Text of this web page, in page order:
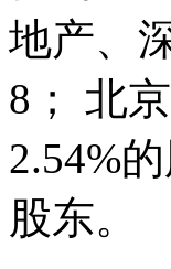
地产、
8； 北
2.54%
股东。